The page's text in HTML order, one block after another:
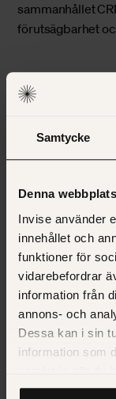
Samtycke
Denna
Invise använder
innehållet och
funktioner för
vidarebefordrar
information från
annons- och
Dessa kan i sin
information som
att klicka på
sammanhållet
förutsägbarhet
Stringo